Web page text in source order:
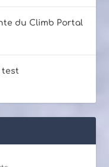
du Climb Portal
test